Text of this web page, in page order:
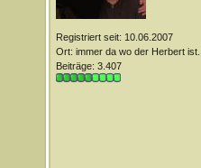
Registriert seit: 10.06.2007
Ort: immer da wo der Herbert ist...
Beiträge: 3.407